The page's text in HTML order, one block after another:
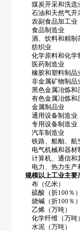
煤炭开采和洗选
石油和天然气开
农副食品加工业
食品制造业
酒、饮料和精制
纺织业
化学原料和化学
医药制造业
橡胶和塑料制品
非金属矿物制品
黑色金属冶炼和
有色金属冶炼和
金属制品业
通用设备制造业
专用设备制造业
汽车制造业
铁路、船舶、航
电气机械和器材
计算机、通信和
电力、热力生产
规模以上工业主要
布（亿米）
硫酸（折100 ％
烧碱（折100 ％
乙烯（万吨）
化学纤维（万吨）
水泥（万吨）